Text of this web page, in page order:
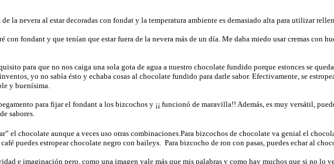
la nevera al estar decoradas con fondat y la temperatura ambiente es demasiado alta para utilizar
con fondant y que tenían que estar fuera de la nevera más de un día. Me daba miedo usar cremas con
para que no nos caiga una sola gota de agua a nuestro chocolate fundido porque estonces se
yo no sabía ésto y echaba cosas al chocolate fundido para darle sabor. Efectivamente, se
y buenísima.
para fijar el fondant a los bizcochos y ¡¡ funcionó de maravilla!! Además, es muy versátil,
sabores.
el chocolate aunque a veces uso otras combinaciones.Para bizcochos de chocolate va genial el
puedes estropear chocolate negro con baileys. Para bizcocho de ron con pasas, puedes echar al
e imaginación pero, como una imagen vale más que mis palabras y como hay muchos que si no lo